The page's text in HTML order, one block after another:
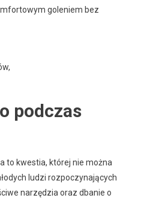
goleniem bez
podczas
to kwestia, której nie można
ludzi rozpoczynających
narzędzia oraz dbanie o